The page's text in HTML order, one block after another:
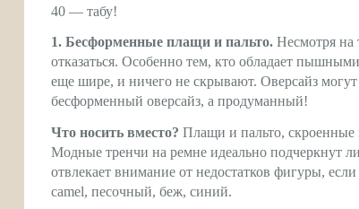
40 — табу!
1. Бесформенные плащи и пальто.Несмотря на
отказаться. Особенно тем, кто обладает
еще шире, и ничего не скрывают. Оверсайз
бесформенный оверсайз, а продуманный!
Что носить вместо? Плащи и пальто,
Модные тренчи на ремне идеально подчеркнут
отвлекает внимание от недостатков фигуры,
camel, песочный, беж, синий.